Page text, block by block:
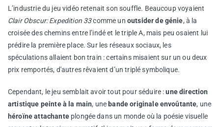
L’industrie du jeu vidéo retenait son souffle. Beaucoup voyaient
Clair Obscur: Expedition 33comme un outsider de génie, à la
croisée des chemins entre l’indé et le triple A, mais peu osaient lui
prédire la première place. Sur les réseaux sociaux, les
spéculations allaient bon train : certains misaient sur un ou deux
prix remportés, d'autres rêvaient d’un triplé symbolique.
Cependant, le jeu semblait avoir tout pour séduire :une direction
artistique peinte à la main, une bande originale envoûtante, une
héroïne attachanteplongée dans un monde où la poésie visuelle